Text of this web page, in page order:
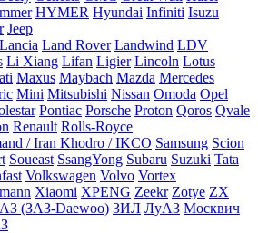
HYMER Hyundai Infiniti Isuzu
Jeep
Lancia Land Rover Landwind LDV
Li Xiang Lifan Ligier Lincoln Lotus
Maxus Maybach Mazda Mercedes
Mini Mitsubishi Nissan Omoda Opel
Pontiac Porsche Proton Qoros Qvale
Renault Rolls-Royce
/ Iran Khodro / IKCO Samsung Scion
Soueast SsangYong Subaru Suzuki Tata
Volkswagen Volvo Vortex
Xiaomi XPENG Zeekr Zotye ZX
(ЗАЗ-Daewoo) ЗИЛ ЛуАЗ Москвич